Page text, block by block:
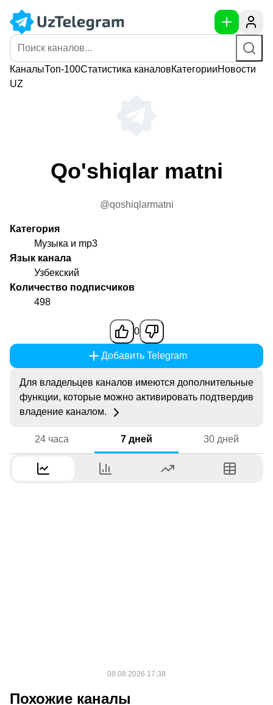
КаналыТоп-100Статистика каналовКатегорииНовости
UZ
Qo'shiqlar matni
@qoshiqlarmatni
Категория
Музыка и mp3
Язык канала
Узбекский
Количество подписчиков
498
0
Добавить Telegram
Для владельцев каналов имеются дополнительные
функции, которые можно активировать подтвердив
владение каналом.
24 часа 7 дней 30 дней
Похожие каналы